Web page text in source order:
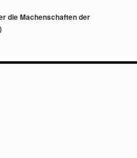
die Machenschaften der